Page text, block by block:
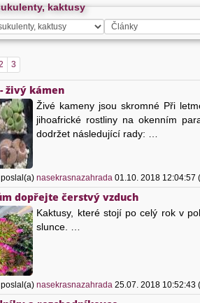
kaktusy
3
- živý kámen
Živé kameny jsou skromné Při
jihoafrické rostliny na okenním
dodržet následující rady: …
poslal(a)nasekrasnazahrada 01.10. 2018 12:04:57
dopřejte čerstvý vzduch
Kaktusy, které stojí po celý rok v
slunce. …
poslal(a)nasekrasnazahrada 25.07. 2018 10:52:43